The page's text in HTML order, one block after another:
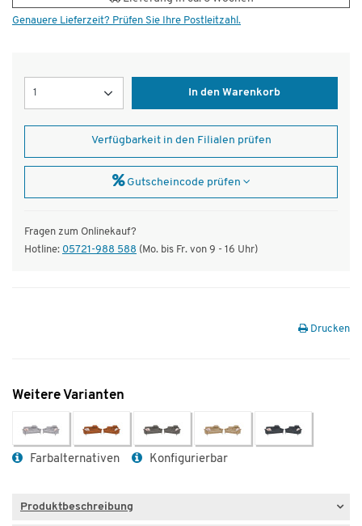
Genauere Lieferzeit? Prüfen Sie Ihre Postleitzahl.
In den Warenkorb
Verfügbarkeit in den Filialen prüfen
Gutscheincode prüfen
Fragen zum Onlinekauf?
Hotline: 05721-988 588 (Mo. bis Fr. von 9 - 16 Uhr)
Drucken
Weitere Varianten
Farbalternativen Konfigurierbar
Produktbeschreibung